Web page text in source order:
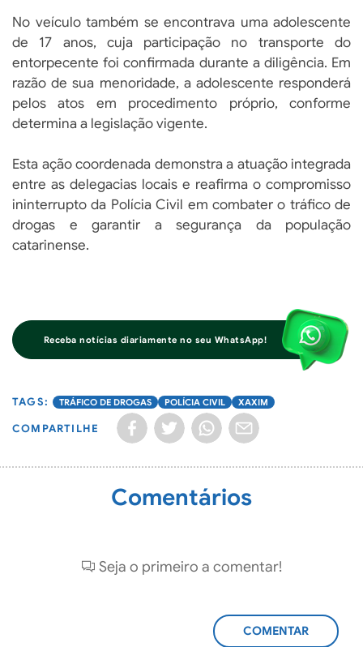
No veículo também se encontrava uma adolescente
de 17 anos, cuja participação no transporte do
entorpecente foi confirmada durante a diligência. Em
razão de sua menoridade, a adolescente responderá
pelos atos em procedimento próprio, conforme
determina a legislação vigente.
Esta ação coordenada demonstra a atuação integrada
entre as delegacias locais e reafirma o compromisso
ininterrupto da Polícia Civil em combater o tráfico de
drogas e garantir a segurança da população
catarinense.
Receba notícias diariamente no seu WhatsApp!
TRÁFICO DE DROGAS POLÍCIA CIVIL XAXIM
COMPARTILHE
Comentários
Seja o primeiro a comentar!
ADICIONAR